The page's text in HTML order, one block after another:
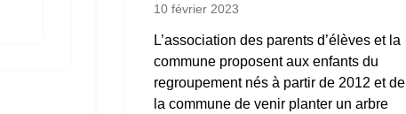
10 février 2023
L’association des parents d’élèves et la
commune proposent aux enfants du
regroupement nés à partir de 2012 et de
la commune de venir planter un arbre